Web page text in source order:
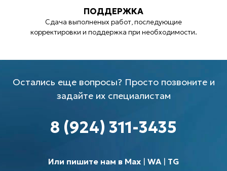
ПОДДЕРЖКА
Сдача выполненых работ, последующие
корректировки и поддержка при необходимости.
Остались еще вопросы? Просто позвоните и
задайте их специалистам
8 (924) 311-3435
Или пишите нам в Max| WA| TG